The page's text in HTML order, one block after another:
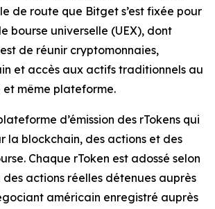
de route que Bitget s’est fixée pour
bourse universelle (UEX), dont
de réunir cryptomonnaies,
et accès aux actifs traditionnels au
et même plateforme.
d’émission des rTokens qui
la blockchain, des actions et des
Chaque rToken est adossé selon
des actions réelles détenues auprès
américain enregistré auprès